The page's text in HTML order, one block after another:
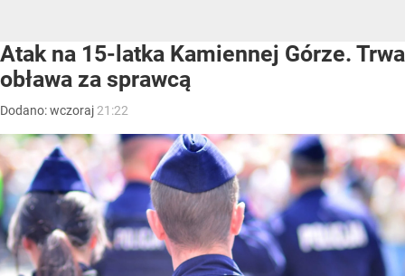
Atak na 15-latka Kamiennej Górze. Trwa
obława za sprawcą
Dodano:wczoraj 21:22